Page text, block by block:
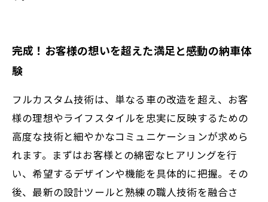
完成！お客様の想いを超えた満足と感動の納車体
験
フルカスタム技術は、単なる車の改造を超え、お客
様の理想やライフスタイルを忠実に反映するための
高度な技術と細やかなコミュニケーションが求めら
れます。まずはお客様との綿密なヒアリングを行
い、希望するデザインや機能を具体的に把握。その
後、最新の設計ツールと熟練の職人技術を融合さ